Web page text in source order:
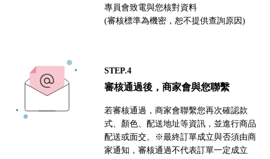
專員會致電與您核對資料
(審核標準為機密，恕不提供查詢原因)
STEP.4
審核通過後，商家會與您聯繫
若審核通過，商家會聯繫您再次確認款
式、顏色、配送地址等資訊，並進行商品
配送或面交。※最終訂單成立與否須由商
家通知，審核通過不代表訂單一定成立